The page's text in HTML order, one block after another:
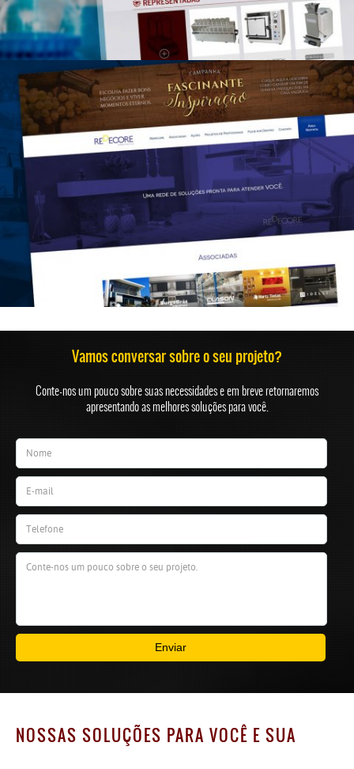
Vamos conversar sobre o seu projeto?
Conte-nos um pouco sobre suas necessidades e em breve retornaremos
apresentando as melhores soluções para você.
Enviar
NOSSAS SOLUÇÕES PARA VOCÊ E SUA